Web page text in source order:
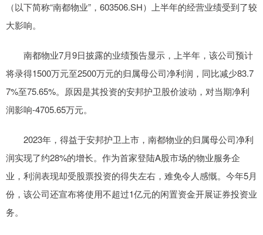
（以下简称“南都物业”，603506.SH）上半年的经营业绩受到了较
大影响。
南都物业7月9日披露的业绩预告显示，上半年，该公司预计
将录得1500万元至2500万元的归属母公司净利润，同比减少83.7
7%至75.65%。原因是其投资的安邦护卫股价波动，对当期净利
润影响-4705.65万元。
2023年，得益于安邦护卫上市，南都物业的归属母公司净利
润实现了约28%的增长。作为首家登陆A股市场的物业服务企
业，利润表现却受股票投资的得失左右，难免令人感慨。今年5月
份，该公司还宣布将使用不超过1亿元的闲置资金开展证券投资业
务。